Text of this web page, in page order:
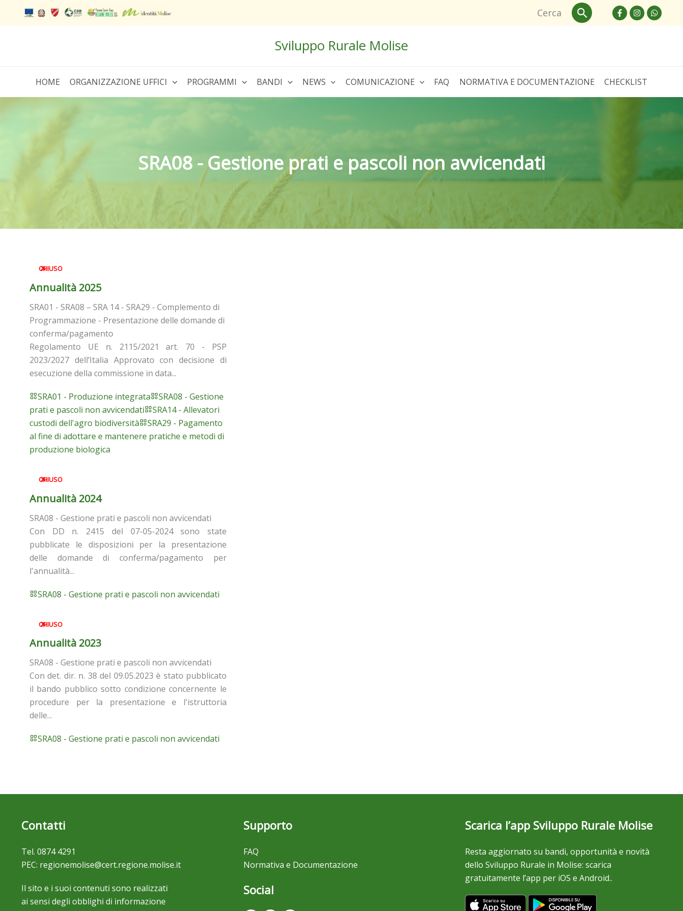
Cerca
Sviluppo Rurale Molise
HOME ORGANIZZAZIONE UFFICI PROGRAMMI BANDI NEWS COMUNICAZIONE FAQ NORMATIVA E DOCUMENTAZIONE CHECKLIST
SRA08 - Gestione prati e pascoli non avvicendati
CHIUSO
Annualità 2025
SRA01 - SRA08 – SRA 14 - SRA29 - Complemento di
Programmazione - Presentazione delle domande di
conferma/pagamento
Regolamento UE n. 2115/2021 art. 70 - PSP
2023/2027 dell’Italia Approvato con decisione di
esecuzione della commissione in data...
SRA01 - Produzione integrata
SRA08 - Gestione
prati e pascoli non avvicendati
SRA14 - Allevatori
custodi dell'agro biodiversità
SRA29 - Pagamento
al fine di adottare e mantenere pratiche e metodi di
produzione biologica
CHIUSO
Annualità 2024
SRA08 - Gestione prati e pascoli non avvicendati
Con DD n. 2415 del 07-05-2024 sono state
pubblicate le disposizioni per la presentazione
delle domande di conferma/pagamento per
l'annualità...
SRA08 - Gestione prati e pascoli non avvicendati
CHIUSO
Annualità 2023
SRA08 - Gestione prati e pascoli non avvicendati
Con det. dir. n. 38 del 09.05.2023 è stato pubblicato
il bando pubblico sotto condizione concernente le
procedure per la presentazione e l'istruttoria
delle...
SRA08 - Gestione prati e pascoli non avvicendati
Contatti
Tel. 0874 4291
PEC: regionemolise@cert.regione.molise.it
Il sito e i suoi contenuti sono realizzati
ai sensi degli obblighi di informazione
Supporto
FAQ
Normativa e Documentazione
Social
Scarica l’app Sviluppo Rurale Molise
Resta aggiornato su bandi, opportunità e novità
dello Sviluppo Rurale in Molise: scarica
gratuitamente l’app per iOS e Android..